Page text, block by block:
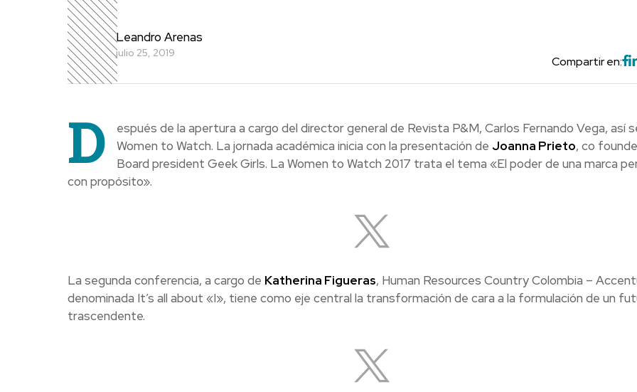
Leandro Arenas
julio 25, 2019
Compartir en:
D
espués de la apertura a cargo del director general de Revista P&M, Carlos Fernando Vega, así
Women to Watch. La jornada académica inicia con la presentación de Joanna Prieto, co
Board president Geek Girls. La Women to Watch 2017 trata el tema «El poder de una marca
con propósito».
La segunda conferencia, a cargo de Katherina Figueras, Human Resources Country Colombia –
denominada It’s all about «I», tiene como eje central la transformación de cara a la formulación de un
trascendente.